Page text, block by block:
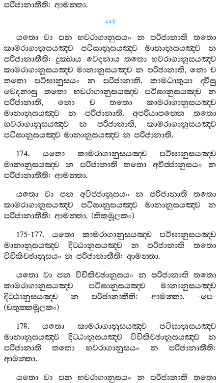
පරිජානාතීති: ආමන‍්තා.
448
යතො වා පන භවරාගානුසයං න පරිජානාති
තතො
කාමරාගානුසයඤ‍්ච
පටිඝානුසයඤ‍්ච මානානුසයඤ‍්ච
න
පරිජානාතීති:දුක‍්ඛාය වෙදනාය තතො භවරාගානුසයඤ‍්ච
කාමරාගානුසයඤ‍්ච මානානුසයඤ‍්ච න පරිජානාති, නො ච
තතො
පටිඝානුසයං න පරිජානාති. කාමධාතුයා
ද‍්වීසු
වෙදනාසු
තතො භවරාගානුසයඤ‍්ච පටිඝානුසයඤ‍්ච
න
පරිජානාති, නො ච තතො
කාමරාගානුසයඤ‍්ච
මානානුසයඤ‍්ච
න පරිජානාති.අපරියාපන‍්නෙ
තතො
භවරාගානුසයඤ‍්ච
න පරිජානාති, කාමරාගානුසයඤ‍්ච
පටිඝානුසයඤ‍්ච මානානුසයඤ‍්ච න පරිජානාති.
174. යතො කාමරාගානුසයඤ‍්ච
පටිඝානුසයඤ‍්ච
මානානුසයඤ‍්ච
න පරිජානාති තතො අවිජ‍්ජානුසයං
න
පරිජානාතීති: ආමන‍්තා.
යතො
වා පන අවිජ‍්ජානුසයං න පරිජානාති
තතො
කාමරාගානුසයඤ‍්ච
පටිඝානුසයඤ‍්ච මානානුසයඤ‍්ච
න
පරිජානාතීති: ආමන‍්තා. (තිකමූලකං)
175-177.යතො කාමරාගානුසයඤ‍්ච
පටිඝානුසයඤ‍්ච
මානානුසයඤ‍්ච
දිට‍්ඨානුසයඤ‍්ච න පරිජානාති
තතො
විචිකිච‍්ඡානුසයං න පරිජානාතීති: ආමන‍්තා.
යතො වා පන විචිකිච‍්ඡානුසයං න පරිජානාති තතො
කාමරාගානුසයඤ‍්ච
පටිඝානුසයඤ‍්ච
මානානුසයඤ‍්ච
දිට‍්ඨානුසයඤ‍්ච
න පරිජානාතීති: ආමන‍්තා. -පෙ-
(චතුක‍්කමූලකං)
178.යතො කාමරාගානුසයඤ‍්ච
පටිඝානුසයඤ‍්ච
මානානුසයඤ‍්ච
දිට‍්ඨානුසයඤ‍්ච විචිකිච‍්ඡානුසයඤ‍්ච
න
පරිජානාති
තතො භවරාගානුසයං න පරිජානාතීති:
ආමන‍්තා.
යතො
වා පන භවරාගානුසයං න පරිජානාති
තතො